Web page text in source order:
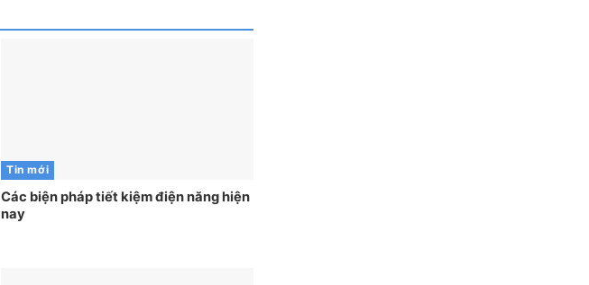
Tin mới
Các biện pháp tiết kiệm điện năng hiện
nay